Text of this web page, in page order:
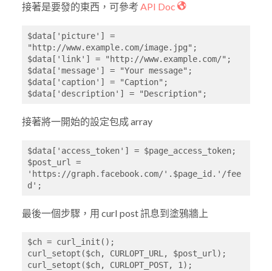
接著是要發的東西，可參考 API Doc
$data['picture'] =
"http://www.example.com/image.jpg";
$data['link'] = "http://www.example.com/";
$data['message'] = "Your message";
$data['caption'] = "Caption";
$data['description'] = "Description";
接著將一開始的設定包成 array
$data['access_token'] = $page_access_token;
$post_url =
'https://graph.facebook.com/'.$page_id.'/fee
d';
最後一個步驟，用 curl post 訊息到塗鴉牆上
$ch = curl_init();
curl_setopt($ch, CURLOPT_URL, $post_url);
curl_setopt($ch, CURLOPT_POST, 1);